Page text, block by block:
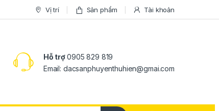
Vị trí Sản phẩm Tài khoản
Hỗ trợ0905 829 819
Email: dacsanphuyenthuhien@gmai.com